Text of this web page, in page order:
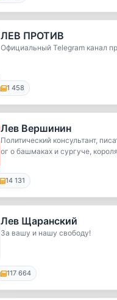
ЛЕВ ПРОТИВ
Официальный Telegram канал
1 458
Лев Вершинин
Политический консультант,
ог о башмаках и сургуче,
14 131
Лев Щаранский
За вашу и нашу свободу!
117 664